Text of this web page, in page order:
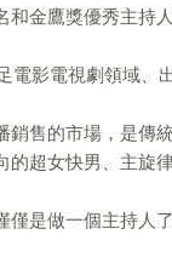
金鷹獎優秀主持
電影電視劇領域、
售的市場，是傳
超女快男、主旋
是做一個主持人了